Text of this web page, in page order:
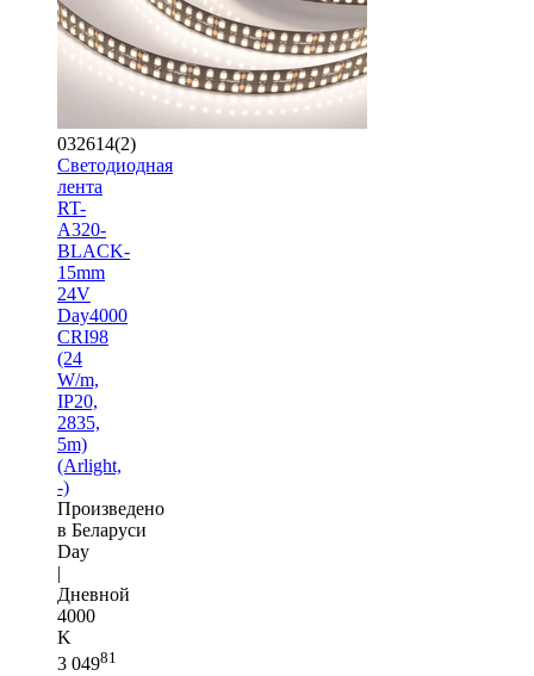
032614(2)
Светодиодная
лента
RT-
A320-
BLACK-
15mm
24V
Day4000
CRI98
(24
W/m,
IP20,
2835,
5m)
(Arlight,
-)
Произведено
в Беларуси
Day
|
Дневной
4000
K
3 04981